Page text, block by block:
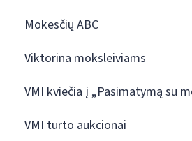
Mokesčių ABC
Viktorina moksleiviams
VMI kviečia į „Pasimatymą su
VMI turto aukcionai